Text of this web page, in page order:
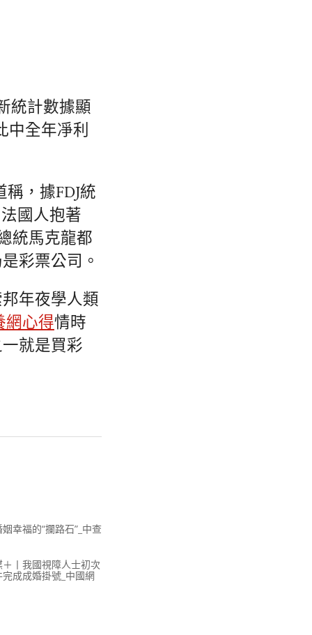
統計數據顯
中全年凈利
，據FDJ統
國人抱著
統馬克龍都
彩票公司。
年夜學人類
網心得情時
就是買彩
幸福的“攔路石”_中查
丨我國視障人士初次
成成婚掛號_中國網